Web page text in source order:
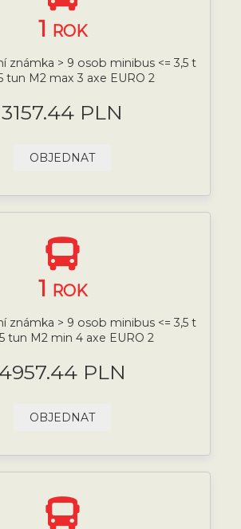
1 ROK
známka > 9 osob minibus <= 3,5 t
tun M2 max 3 axe EURO 2
3157.44 PLN
OBJEDNAT
1 ROK
známka > 9 osob minibus <= 3,5 t
tun M2 min 4 axe EURO 2
4957.44 PLN
OBJEDNAT